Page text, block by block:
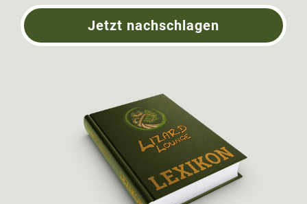
Jetzt nachschlagen